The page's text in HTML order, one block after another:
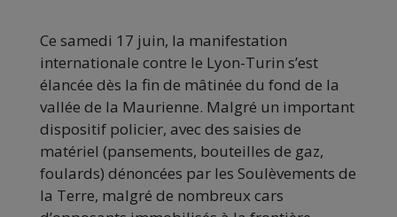
Ce samedi 17 juin, la manifestation
internationale contre le Lyon-Turin s’est
élancée dès la fin de mâtinée du fond de la
vallée de la Maurienne. Malgré un important
dispositif policier, avec des saisies de
matériel (pansements, bouteilles de gaz,
foulards) dénoncées par les Soulèvements de
la Terre, malgré de nombreux cars